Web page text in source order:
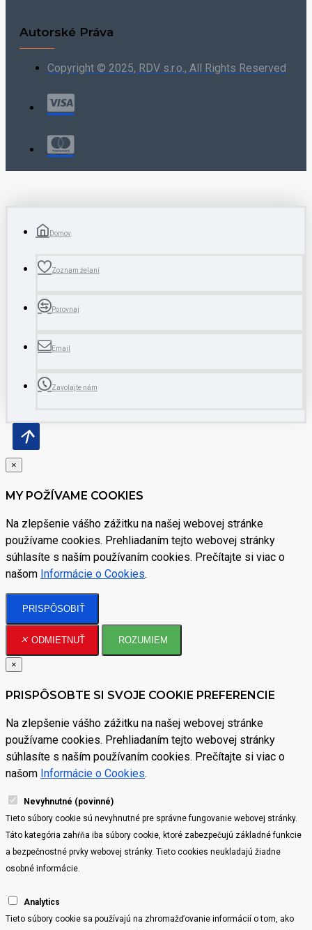
Autorské Práva
Copyright © 2025, RDV s.r.o., All Rights Reserved
Domov
Zoznam želaní
Porovnaj
Email
Zavolajte nám
×
MY POŽÍVAME COOKIES
Na zlepšenie vášho zážitku na našej webovej stránke
používame cookies. Prehliadaním tejto webovej stránky
súhlasíte s naším používaním cookies. Prečítajte si viac o
našom Informácie o Cookies.
PRISPÔSOBIŤ
ODMIETNUŤ ROZUMIEM
×
PRISPÔSOBTE SI SVOJE COOKIE PREFERENCIE
Na zlepšenie vášho zážitku na našej webovej stránke
používame cookies. Prehliadaním tejto webovej stránky
súhlasíte s naším používaním cookies. Prečítajte si viac o
našom Informácie o Cookies.
Nevyhnutné (povinné)
Tieto súbory cookie sú nevyhnutné pre správne fungovanie webovej stránky.
Táto kategória zahŕňa iba súbory cookie, ktoré zabezpečujú základné funkcie
a bezpečnostné prvky webovej stránky. Tieto cookies neukladajú žiadne
osobné informácie.
Analytics
Tieto súbory cookie sa používajú na zhromažďovanie informácií o tom, ako